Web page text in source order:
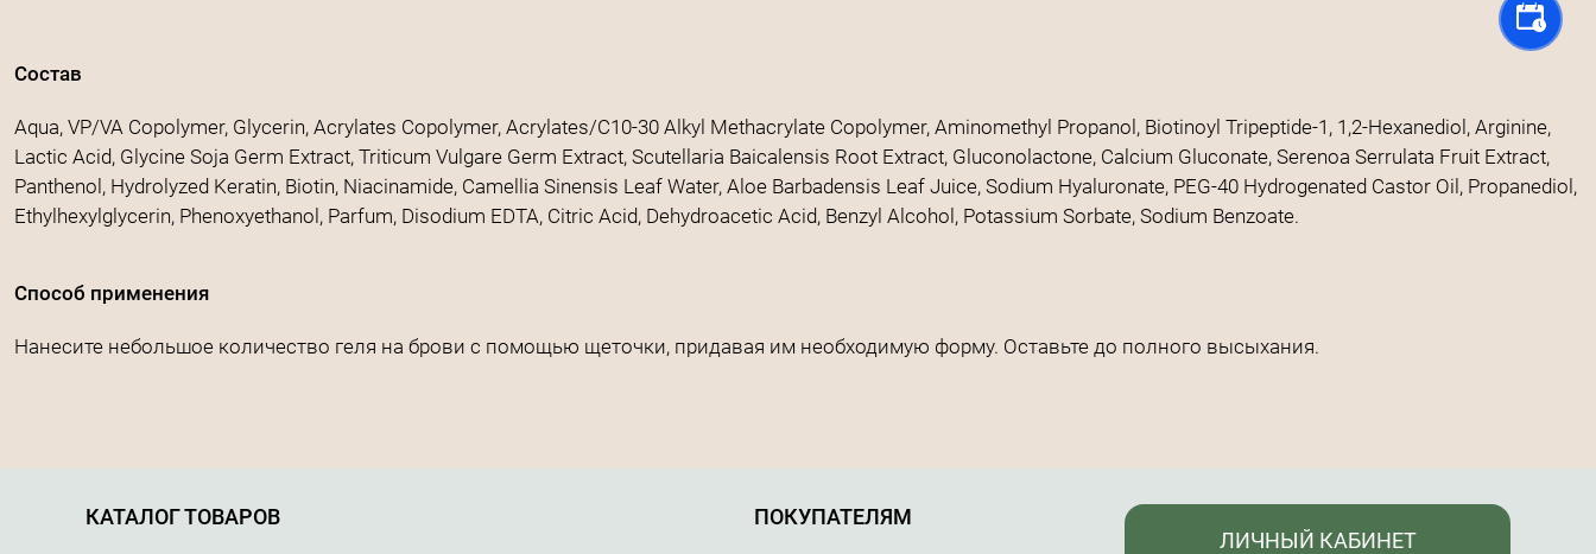
Состав
Aqua, VP/VA Copolymer, Glycerin, Acrylates Copolymer, Acrylates/C10-30 Alkyl Methacrylate Copolymer, Aminomethyl Propanol, Biotinoyl Tripeptide-1, 1,2-Hexanediol, Arginine,
Lactic Acid, Glycine Soja Germ Extract, Triticum Vulgare Germ Extract, Scutellaria Baicalensis Root Extract, Gluconolactone, Calcium Gluconate, Serenoa Serrulata Fruit Extract,
Panthenol, Hydrolyzed Keratin, Biotin, Niacinamide, Camellia Sinensis Leaf Water, Aloe Barbadensis Leaf Juice, Sodium Hyaluronate, PEG-40 Hydrogenated Castor Oil, Propanediol,
Ethylhexylglycerin, Phenoxyethanol, Parfum, Disodium EDTA, Citric Acid, Dehydroacetic Acid, Benzyl Alcohol, Potassium Sorbate, Sodium Benzoate.
Способ применения
Нанесите небольшое количество геля на брови с помощью щеточки, придавая им необходимую форму. Оставьте до полного высыхания.
КАТАЛОГ ТОВАРОВ ПОКУПАТЕЛЯМ
ЛИЧНЫЙ КАБИНЕТ